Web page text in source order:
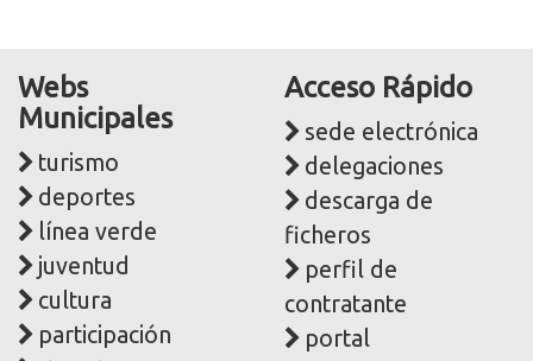
Webs
Municipales
turismo
deportes
línea verde
juventud
cultura
participación
Acceso Rápido
sede electrónica
delegaciones
descarga de
ficheros
perfil de
contratante
portal